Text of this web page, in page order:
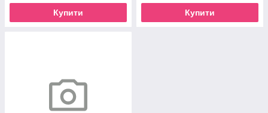
Купити Купити